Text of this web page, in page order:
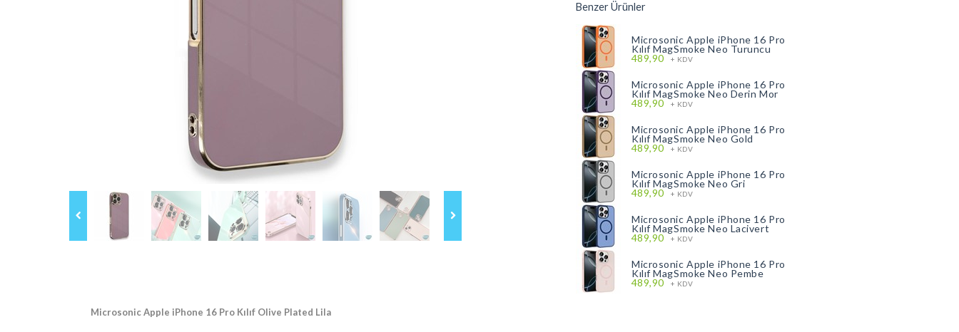
Microsonic Apple iPhone 16 Pro Kılıf Olive Plated Lila
Benzer Ürünler
Microsonic Apple iPhone 16 Pro
Kılıf MagSmoke Neo Turuncu
489,90 + KDV
Microsonic Apple iPhone 16 Pro
Kılıf MagSmoke Neo Derin Mor
489,90 + KDV
Microsonic Apple iPhone 16 Pro
Kılıf MagSmoke Neo Gold
489,90 + KDV
Microsonic Apple iPhone 16 Pro
Kılıf MagSmoke Neo Gri
489,90 + KDV
Microsonic Apple iPhone 16 Pro
Kılıf MagSmoke Neo Lacivert
489,90 + KDV
Microsonic Apple iPhone 16 Pro
Kılıf MagSmoke Neo Pembe
489,90 + KDV